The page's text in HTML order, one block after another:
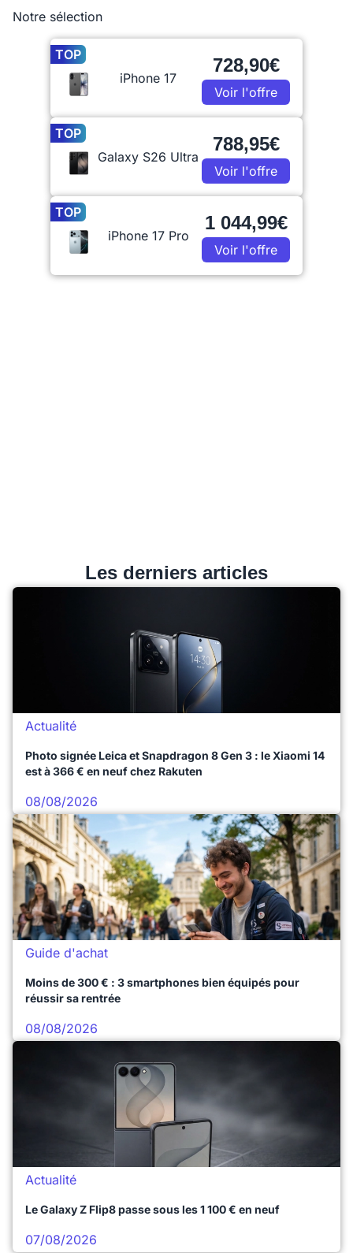
Notre sélection
TOP
iPhone 17
728,90€
Voir l'offre
TOP
Galaxy S26 Ultra
788,95€
Voir l'offre
TOP
iPhone 17 Pro
1 044,99€
Voir l'offre
Les derniers articles
Actualité
Photo signée Leica et Snapdragon 8 Gen 3 : le Xiaomi 14
est à 366 € en neuf chez Rakuten
08/08/2026
Guide d'achat
Moins de 300 € : 3 smartphones bien équipés pour
réussir sa rentrée
08/08/2026
Actualité
Le Galaxy Z Flip8 passe sous les 1 100 € en neuf
07/08/2026